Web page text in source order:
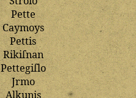
Pette
Caymoys
Pettis
Rikiſnan
Pettegiſlo
Jrmo
Alkunis